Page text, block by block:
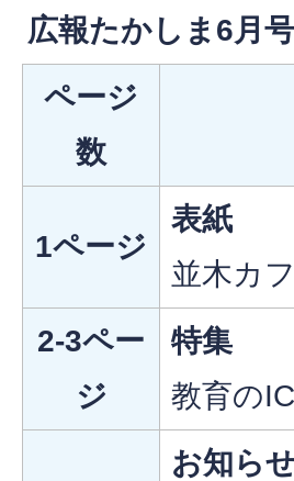
広報たかしま6月
ページ
数
1ページ
表紙
並木カ
2-3ペー
ジ
特集
教育の
お知ら